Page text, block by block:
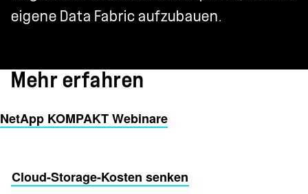
eigene Data Fabric aufzubauen.
Mehr erfahren
NetApp KOMPAKT Webinare
Cloud-Storage-Kosten senken